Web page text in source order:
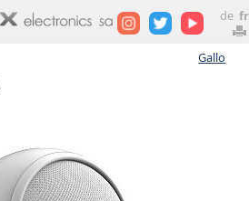
de fr
Gallo